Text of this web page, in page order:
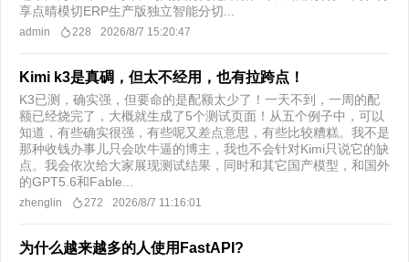
享点晴模切ERP生产版独立智能分切...
admin 228 2026/8/7 15:20:47
Kimi k3是真碉，但太不经用，也有拉跨点！
K3已测，确实强，但要命的是配额太少了！一天不到，一周的配
额已经烧完了，大概就生成了5个测试页面！从五个例子中，可以
知道，有些确实很强，有些呢又差点意思，有些比较糟糕。我不是
那种收钱办事儿只会吹牛逼的博主，我也不会针对Kimi只说它的缺
点。我会依次给大家展现测试结果，同时和其它国产模型，和国外
的GPT5.6和Fable...
zhenglin 272 2026/8/7 11:16:01
为什么越来越多的人使用FastAPI?